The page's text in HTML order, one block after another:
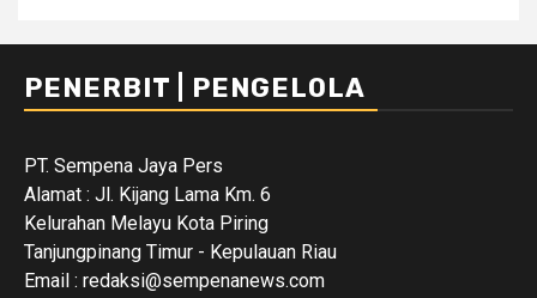
PENERBIT | PENGELOLA
PT. Sempena Jaya Pers
Alamat : Jl. Kijang Lama Km. 6
Kelurahan Melayu Kota Piring
Tanjungpinang Timur - Kepulauan Riau
Email : redaksi@sempenanews.com